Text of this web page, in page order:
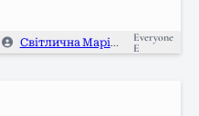
Світлична Марія 0
Everyone
E